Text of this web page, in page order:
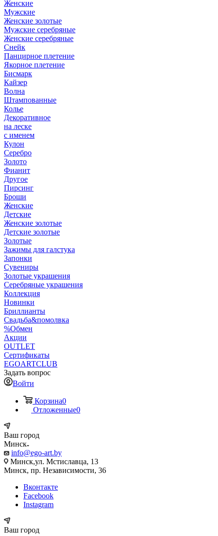
Женские
Мужские
Женские золотые
Мужские серебряные
Женские серебряные
Снейк
Панцирное плетение
Якорное плетение
Бисмарк
Кайзер
Волна
Штампованные
Колье
Декоративное
на леске
с именем
Кулон
Серебро
Золото
Фианит
Другое
Пирсинг
Броши
Женские
Детские
Женские золотые
Детские золотые
Золотые
Зажимы для галстука
Запонки
Сувениры
Золотые украшения
Серебряные украшения
Коллекция
Новинки
Бриллианты
Свадьба&помолвка
%Обмен
Акции
OUTLET
Сертификаты
EGOARTCLUB
Задать вопрос
Войти
Корзина0
Отложенные0
Ваш город
Минск
info@ego-art.by
Минск,ул. Мстиславца, 13
Минск, пр. Независимости, 36
Вконтакте
Facebook
Instagram
Ваш город